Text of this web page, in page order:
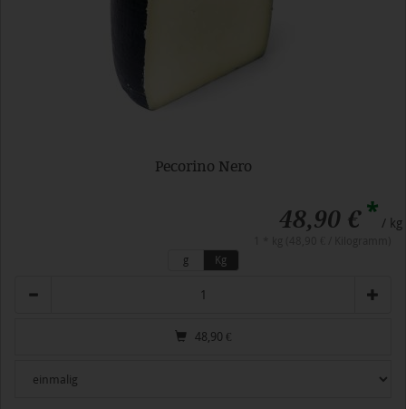
Pecorino Nero
48,90 €* / kg
g
Kg
48,90 €